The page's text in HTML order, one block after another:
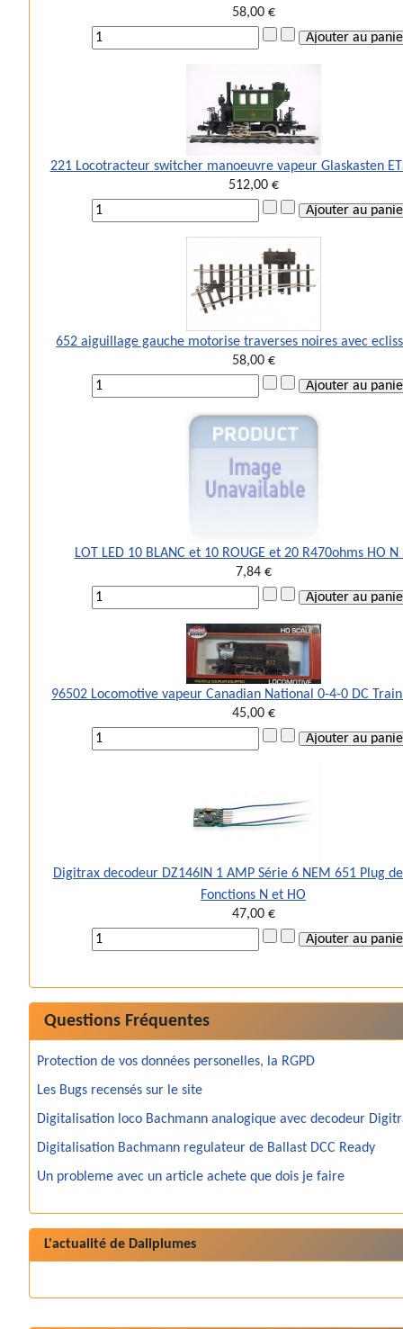
58,00 €
221 Locotracteur switcher manoeuvre vapeur Glaskasten
512,00 €
652 aiguillage gauche motorise traverses noires avec
58,00 €
LOT LED 10 BLANC et 10 ROUGE et 20 R470ohms HO
7,84 €
96502 Locomotive vapeur Canadian National 0-4-0 DC
45,00 €
Digitrax decodeur DZ146IN 1 AMP Série 6 NEM 651 Plug
Fonctions N et HO
47,00 €
Questions Fréquentes
Protection de vos données personelles, la RGPD
Les Bugs recensés sur le site
Digitalisation loco Bachmann analogique avec decodeur
Digitalisation Bachmann regulateur de Ballast DCC Ready
Un probleme avec un article achete que dois je faire
L'actualité de Daliplumes